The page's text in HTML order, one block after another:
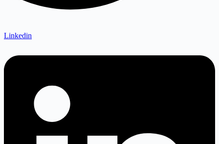
Linkedin